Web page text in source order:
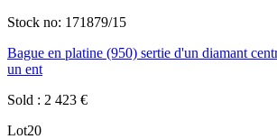
Stock no: 171879/15
Bague en platine (950) sertie d'un diamant
un ent
Sold : 2 423 €
Lot20